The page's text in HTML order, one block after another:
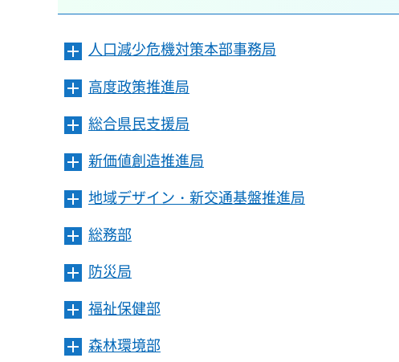
メ
ュ
ー
を
開
き
ま
す
人口減少危機対策本部事務局
メ
ュ
ー
を
開
き
ま
す
高度政策推進局
メ
ュ
ー
を
開
き
ま
す
総合県民支援局
メ
ュ
ー
を
開
き
ま
す
新価値創造推進局
メ
ュ
ー
を
開
き
ま
地域デザイン・新交通基盤推進局
メ
ュ
ー
を
開
き
総務部
メ
ュ
ー
を
防災局
メ
ュ
福祉保健部
メ 森林環境部